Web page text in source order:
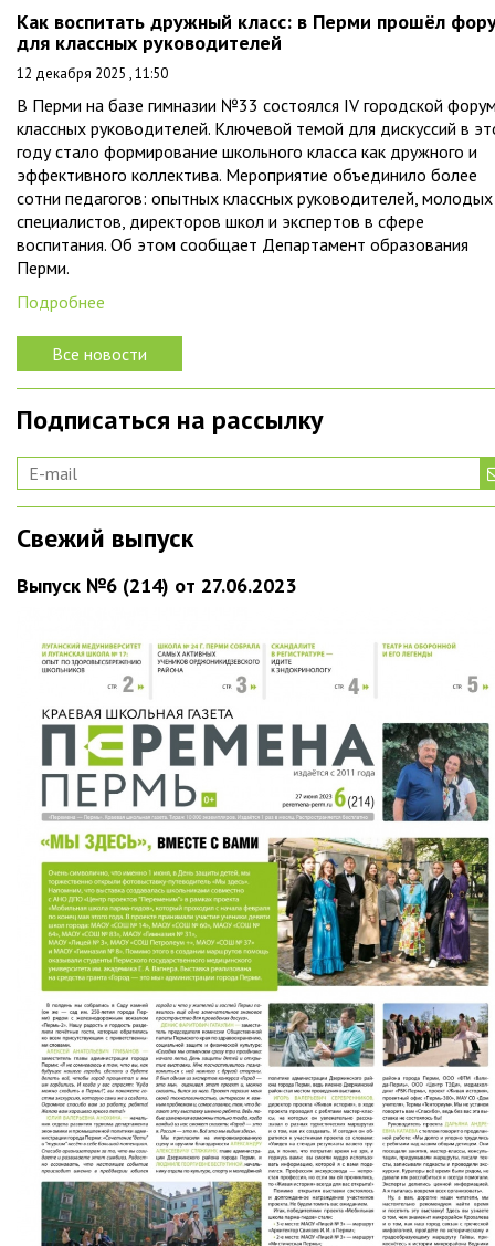
Как воспитать дружный класс: в Перми прошёл
для классных руководителей
12 декабря 2025 , 11:50
В Перми на базе гимназии №33 состоялся IV городской
классных руководителей. Ключевой темой для дискуссий в
году стало формирование школьного класса как дружного и
эффективного коллектива. Мероприятие объединило более
сотни педагогов: опытных классных руководителей, молодых
специалистов, директоров школ и экспертов в сфере
воспитания. Об этом сообщает Департамент образования
Перми.
Подробнее
Все новости
Подписаться на рассылку
Свежий выпуск
Выпуск №6 (214) от 27.06.2023